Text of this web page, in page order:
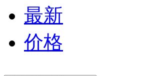
最新
价格